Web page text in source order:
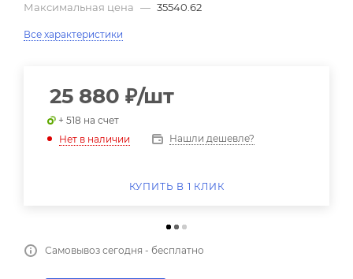
Максимальная цена — 35540.62
Все характеристики
25 880 ₽/шт
+ 518 на счет
Нет в наличии
Нашли дешевле?
КУПИТЬ В 1 КЛИК
Самовывоз сегодня - бесплатно